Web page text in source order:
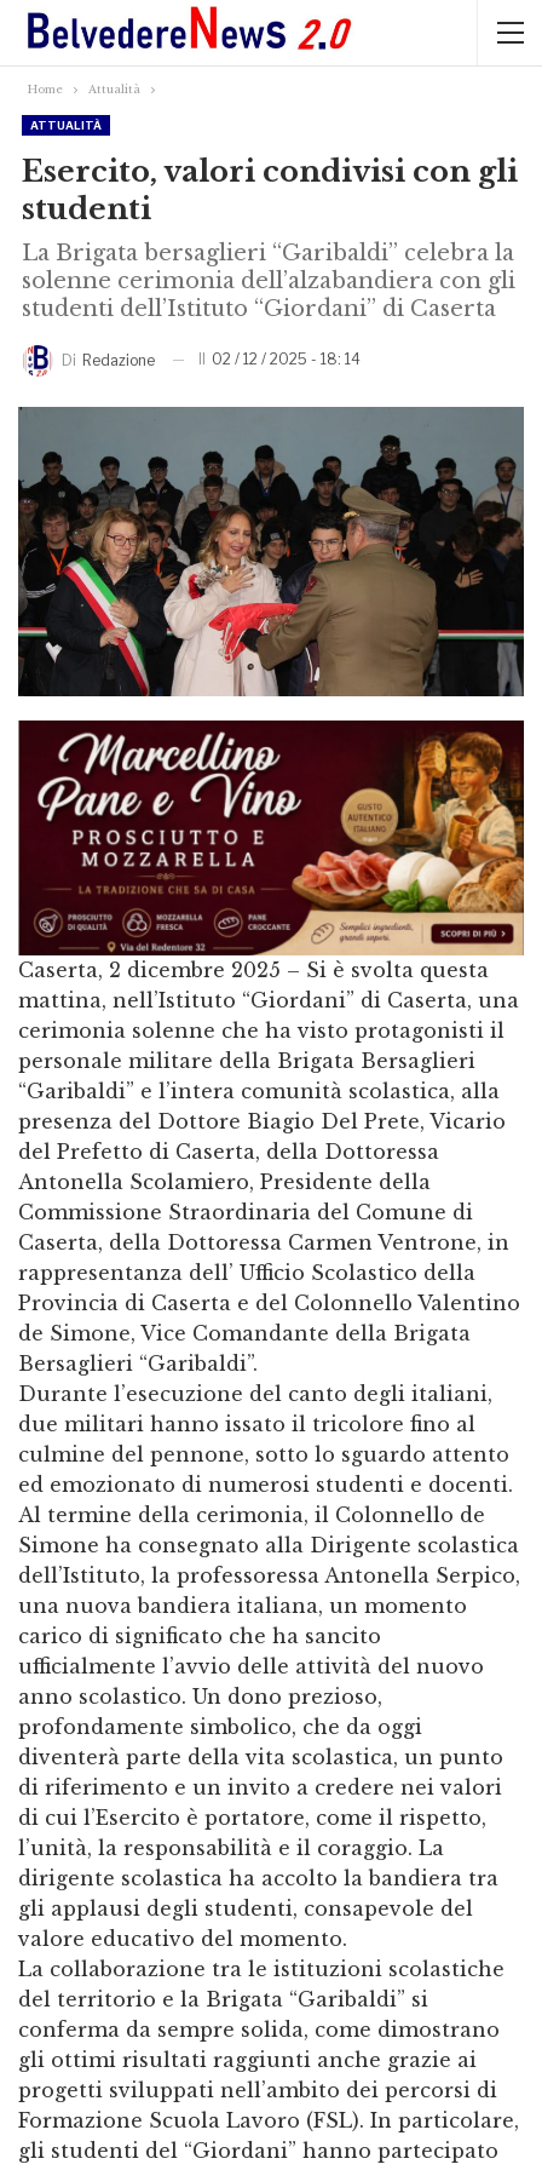
Home Attualità
ATTUALITÀ
Esercito, valori condivisi con gli
studenti
La Brigata bersaglieri “Garibaldi” celebra la
solenne cerimonia dell’alzabandiera con gli
studenti dell’Istituto “Giordani” di Caserta
Di Redazione 02 / 12 / 2025 - 18: 14
Caserta, 2 dicembre 2025 – Si è svolta questa
mattina, nell’Istituto “Giordani” di Caserta, una
cerimonia solenne che ha visto protagonisti il
personale militare della Brigata Bersaglieri
“Garibaldi” e l’intera comunità scolastica, alla
presenza del Dottore Biagio Del Prete, Vicario
del Prefetto di Caserta, della Dottoressa
Antonella Scolamiero, Presidente della
Commissione Straordinaria del Comune di
Caserta, della Dottoressa Carmen Ventrone, in
rappresentanza dell’ Ufficio Scolastico della
Provincia di Caserta e del Colonnello Valentino
de Simone, Vice Comandante della Brigata
Bersaglieri “Garibaldi”.
Durante l’esecuzione del canto degli italiani,
due militari hanno issato il tricolore fino al
culmine del pennone, sotto lo sguardo attento
ed emozionato di numerosi studenti e docenti.
Al termine della cerimonia, il Colonnello de
Simone ha consegnato alla Dirigente scolastica
dell’Istituto, la professoressa Antonella Serpico,
una nuova bandiera italiana, un momento
carico di significato che ha sancito
ufficialmente l’avvio delle attività del nuovo
anno scolastico. Un dono prezioso,
profondamente simbolico, che da oggi
diventerà parte della vita scolastica, un punto
di riferimento e un invito a credere nei valori
di cui l’Esercito è portatore, come il rispetto,
l’unità, la responsabilità e il coraggio. La
dirigente scolastica ha accolto la bandiera tra
gli applausi degli studenti, consapevole del
valore educativo del momento.
La collaborazione tra le istituzioni scolastiche
del territorio e la Brigata “Garibaldi” si
conferma da sempre solida, come dimostrano
gli ottimi risultati raggiunti anche grazie ai
progetti sviluppati nell’ambito dei percorsi di
Formazione Scuola Lavoro (FSL). In particolare,
gli studenti del “Giordani” hanno partecipato